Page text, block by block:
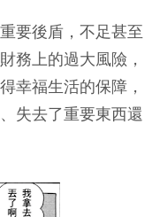
要後盾，不足甚至
務上的過大風險，
幸福生活的保障，
失去了重要東西還